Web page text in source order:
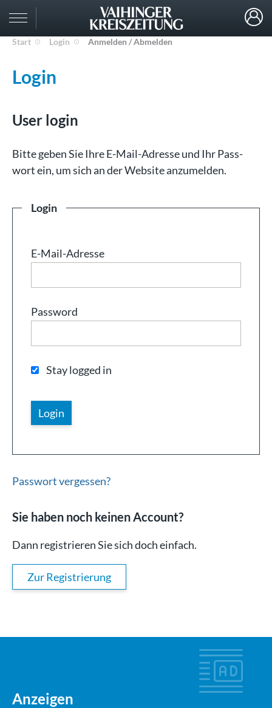
Start Login Anmelden / Abmelden
Login
User login
Bit­te ge­ben Sie Ih­re E-Mail-Adresse und Ihr Pass­
wort ein, um sich an der Web­site an­zu­mel­den.
Login
E-Mail-Adresse
Password
Stay logged in
Passwort vergessen?
Sie haben noch keinen Account?
Dann registrieren Sie sich doch einfach.
Zur Registrierung
Anzeigen